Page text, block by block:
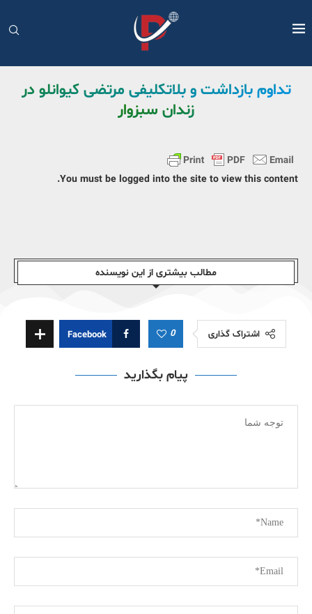
تداوم بازداشت و بلاتکلیفی مرتضی کیوانلو در
زندان سبزوار
You must be logged into the site to view this content.
مطالب بیشتری از این نویسندە
اشتراک گذاری 0
Facebook
پیام بگذارید